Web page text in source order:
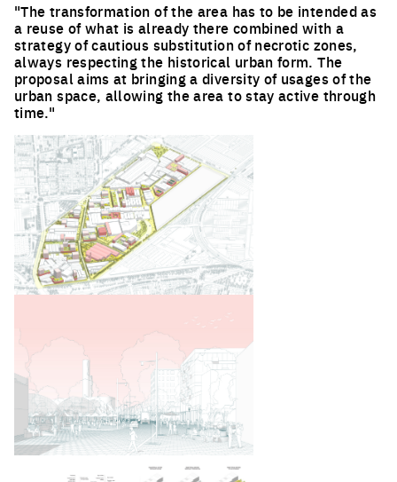
"The transformation of the area has to be intended as
a reuse of what is already there combined with a
strategy of cautious substitution of necrotic zones,
always respecting the historical urban form. The
proposal aims at bringing a diversity of usages of the
urban space, allowing the area to stay active through
time."